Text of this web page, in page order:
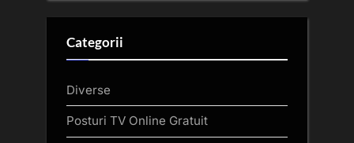
Categorii
Diverse
Posturi TV Online Gratuit